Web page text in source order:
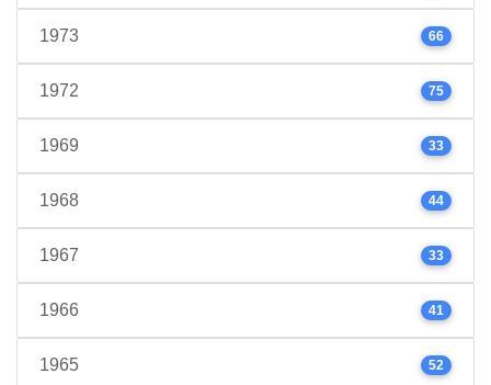
1973 66
1972 75
1969 33
1968 44
1967 33
1966 41
1965 52